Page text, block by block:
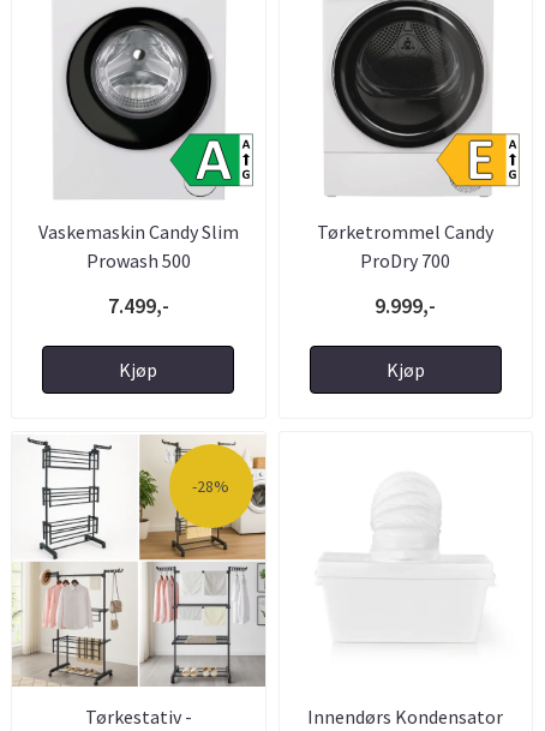
Vaskemaskin Candy Slim
Prowash 500
7.499,-
Kjøp
Tørketrommel Candy
ProDry 700
9.999,-
Kjøp
-28%
Tørkestativ -
Innendørs Kondensator